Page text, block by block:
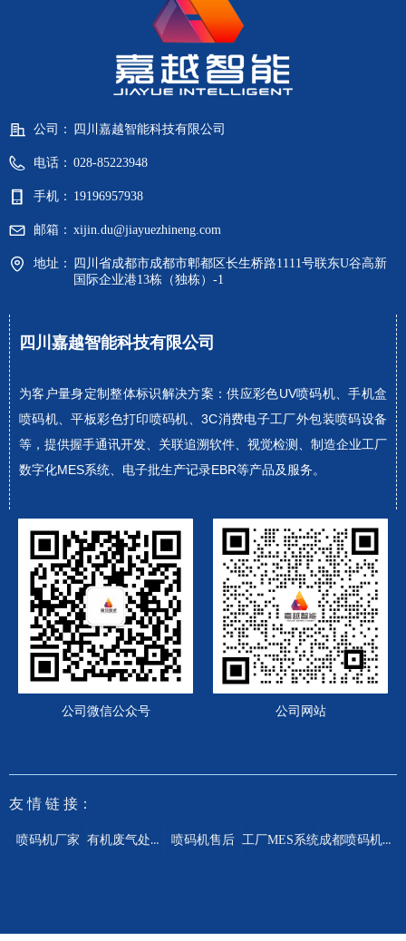
公司微信公众号 公司网站
四川嘉越智能科技有限公司
为客户量身定制整体标识解决方案：供应彩色UV喷码机、手机盒
喷码机、平板彩色打印喷码机、3C消费电子工厂外包装喷码设备
等，提供握手通讯开发、关联追溯软件、视觉检测、制造企业工厂
数字化MES系统、电子批生产记录EBR等产品及服务。
公司： 四川嘉越智能科技有限公司
电话： 028-85223948
手机： 19196957938
邮箱： xijin.du@jiayuezhineng.com
地址：
四川省成都市成都市郫都区长生桥路1111号联东U谷高新
国际企业港13栋（独栋）-1
友 情 链 接：
喷码机厂家 有机废气处理设备 喷码机售后 工厂MES系统 成都喷码机厂家